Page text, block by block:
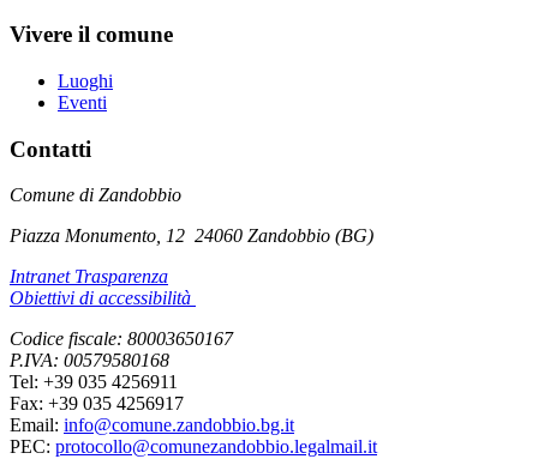
Vivere il comune
Luoghi
Eventi
Contatti
Comune di Zandobbio
Piazza Monumento, 12 24060 Zandobbio (BG)
Intranet Trasparenza
Obiettivi di accessibilità
Codice fiscale: 80003650167
P.IVA: 00579580168
Tel: +39 035 4256911
Fax: +39 035 4256917
Email: info@comune.zandobbio.bg.it
PEC: protocollo@comunezandobbio.legalmail.it